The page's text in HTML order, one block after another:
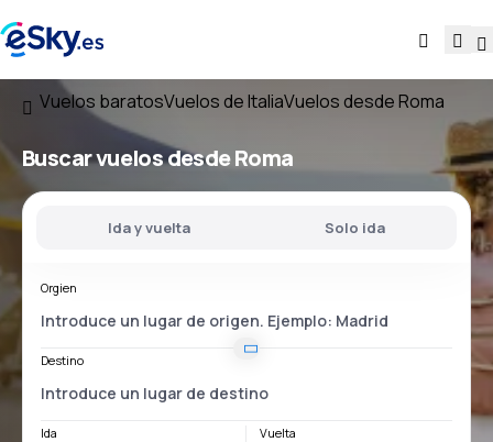
Vuelos baratosVuelos de ItaliaVuelos desde Roma
Buscar vuelosdesde Roma
Ida y vuelta Solo ida
Orgien
Destino
Ida Vuelta